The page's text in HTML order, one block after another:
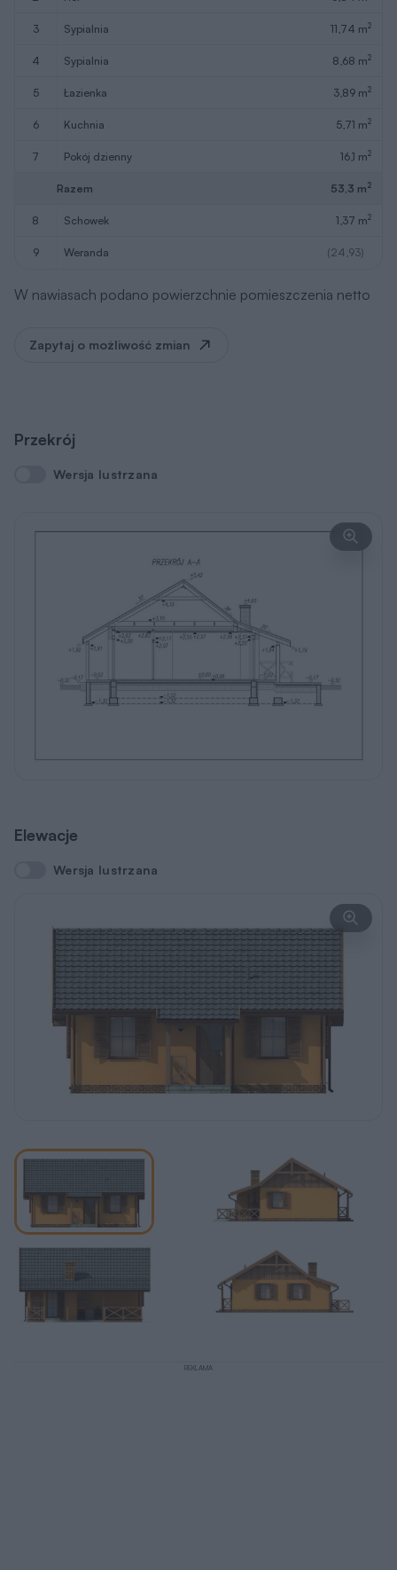
3 sypialnia 11,74 m2
4 sypialnia 8,68 m2
5 łazienka 3,89 m2
6 kuchnia 5,71 m2
7 pokój dzienny 16,1 m2
Razem 53,3 m2
8 schowek 1,37 m2
9 weranda (24,93)
W nawiasach podano powierzchnie pomieszczenia netto
Zapytaj o możliwość zmian
Przekrój
Wersja lustrzana
Wersja lustrzana
Elewacje
Wersja lustrzana
Wersja lustrzana
REKLAMA